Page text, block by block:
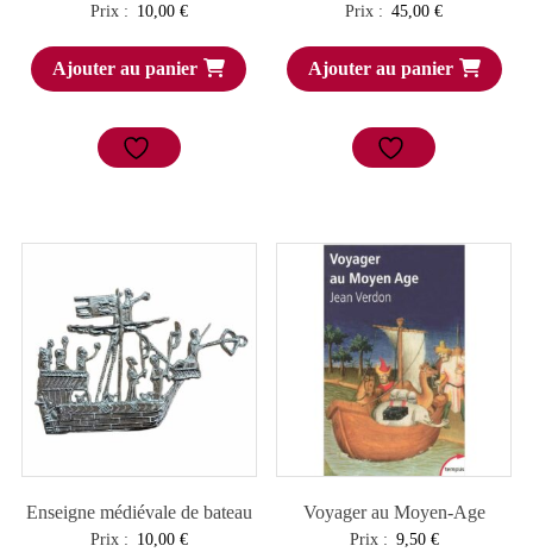
Prix : 10,00 €
Ajouter au panier
Prix : 45,00€
Ajouter au panier
Enseigne médiévale de bateau
Prix : 10,00 €
Voyager au Moyen-Age
Prix : 9,50 €